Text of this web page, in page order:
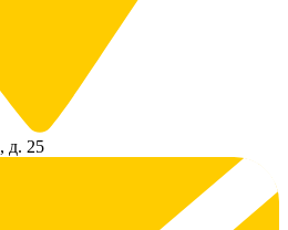
д. 25